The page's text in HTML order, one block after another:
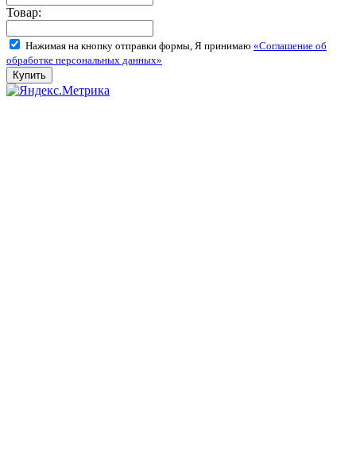
Товар:
Нажимая на кнопку отправки формы, Я принимаю «Соглашение об
обработке персональных данных»